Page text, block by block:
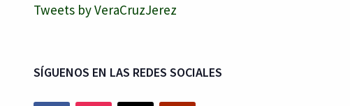
Tweets by VeraCruzJerez
SÍGUENOS EN LAS REDES SOCIALES